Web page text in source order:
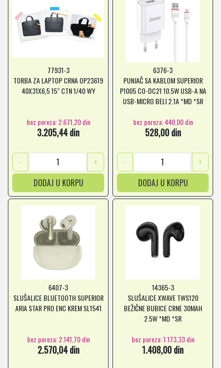
77931-3
TORBA ZA LAPTOP CRNA OP23619
40X31X6,5 15" CTN 1/40 WY
bez poreza: 2.671,20 din
3.205,44 din
-
+
DODAJ U KORPU
6376-3
PUNJAČ SA KABLOM SUPERIOR
P1005 CO-DC21 10.5W USB-A NA
USB-MICRO BELI 2.1A *MD *SR
bez poreza: 440,00 din
528,00 din
-
+
DODAJ U KORPU
6407-3
SLUŠALICE BLUETOOTH SUPERIOR
ARIA STAR PRO ENC KREM SL1541
bez poreza: 2.141,70 din
2.570,04 din
14365-3
SLUŠALICE XWAVE TWS120
BEŽIČNE BUBICE CRNE 30MAH
2.5W *MD *SR
bez poreza: 1.173,33 din
1.408,00 din